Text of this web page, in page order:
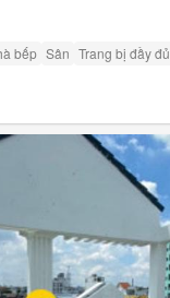
bếp Sân Trang bị đầy đủ